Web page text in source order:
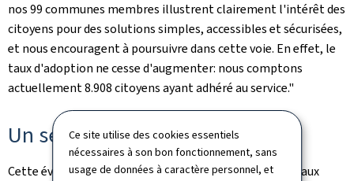
Ce site utilise des cookies essentiels
nécessaires à son bon fonctionnement, sans
usage de données à caractère personnel, et
nos 99 communes membres illustrent clairement l'intérêt des
citoyens pour des solutions simples, accessibles et sécurisées,
et nous encouragent à poursuivre dans cette voie. En effet, le
taux d'adoption ne cesse d'augmenter: nous comptons
actuellement 8.908 citoyens ayant adhéré au service."
Un service pour tous
Cette évolution s'adresse à tous les résidents, ainsi qu'aux